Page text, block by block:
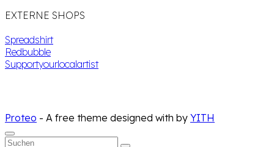
EXTERNE SHOPS
Spreadshirt
Redbubble
Supportyourlocalartist
Proteo - A free theme designed with by YITH